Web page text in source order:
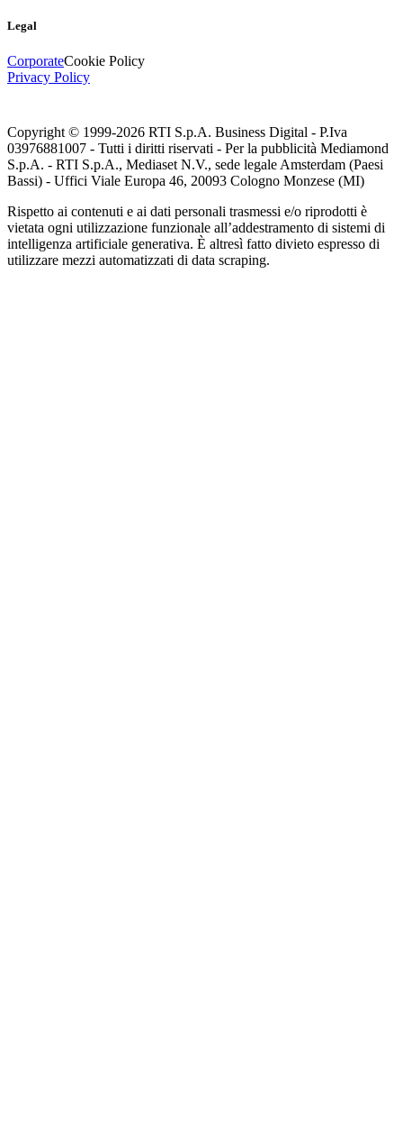
Legal
CorporateCookie Policy
Privacy Policy
Copyright © 1999-2026 RTI S.p.A. Business Digital - P.Iva
03976881007 - Tutti i diritti riservati - Per la pubblicità Mediamond
S.p.A. - RTI S.p.A., Mediaset N.V., sede legale Amsterdam (Paesi
Bassi) - Uffici Viale Europa 46, 20093 Cologno Monzese (MI)
Rispetto ai contenuti e ai dati personali trasmessi e/o riprodotti è
vietata ogni utilizzazione funzionale all’addestramento di sistemi di
intelligenza artificiale generativa. È altresì fatto divieto espresso di
utilizzare mezzi automatizzati di data scraping.